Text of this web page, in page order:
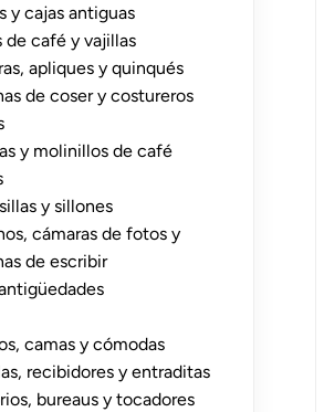
y cajas antiguas
de café y vajillas
apliques y quinqués
de coser y costureros
y molinillos de café
y sillones
cámaras de fotos y
de escribir
camas y cómodas
recibidores y entraditas
bureaus y tocadores